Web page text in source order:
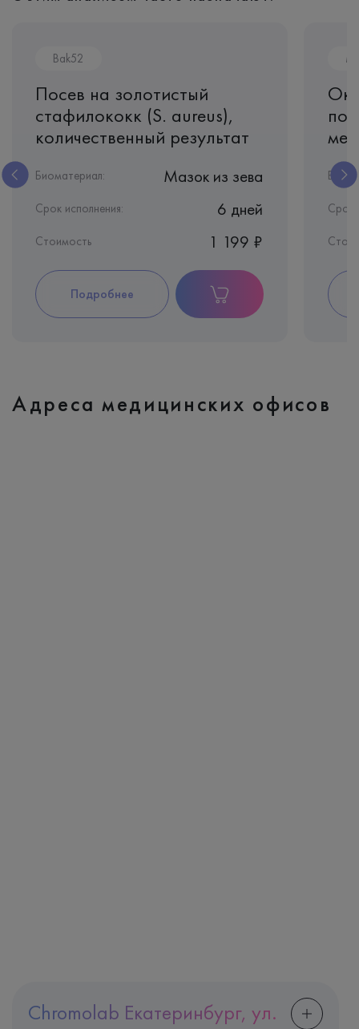
Bak52
Посев на золотистый
стафилококк (S. aureus),
количественный результат
Биоматериал: Мазок из зева
Срок исполнения: 6 дней
Стоимость 1 199 ₽
Подробнее
Срок
Chromolab Екатеринбург, ул.
Адреса медицинских офисов